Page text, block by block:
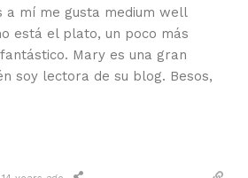
a mí me gusta medium well
está el plato, un poco más
Mary es una gran
soy lectora de su blog. Besos,